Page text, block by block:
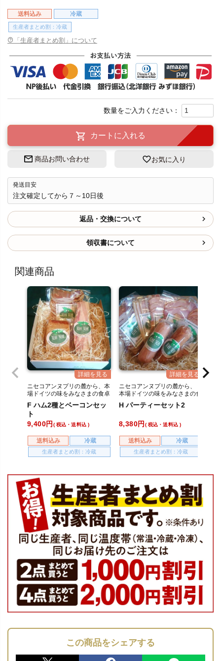
送料込み 冷蔵
生産者まとめ割：冷蔵
「生産者まとめ割」について
カートに入れる
商品お問い合わせ お気に入り
発送目安
注文確定してから７～10日後
返品・交換について
領収書について
関連商品
ニセコアンヌプリの麓から、本
場ドイツの味をみなさまの食卓
へ。
F ハム2種とベーコンセッ
ト
送料込み 冷蔵
生産者まとめ割：冷蔵
9,400 税込・送料込
ニセコアンヌプリの麓から、
本場ドイツの味をみなさまの食
卓へ。
H パーティーセット2
送料込み 冷蔵
生産者まとめ割：冷蔵
8,380 税込・送料込
この商品をシェアする